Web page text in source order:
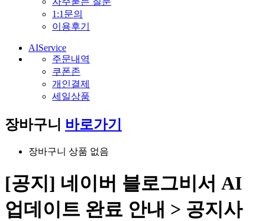
1:1문의
이용후기
AIService
주문내역
쿠폰존
개인결제
세일상품
장바구니 바로가기
장바구니 상품 없음
[공지] 네이버 블로그비서 AI
업데이트 완료 안내 > 공지사